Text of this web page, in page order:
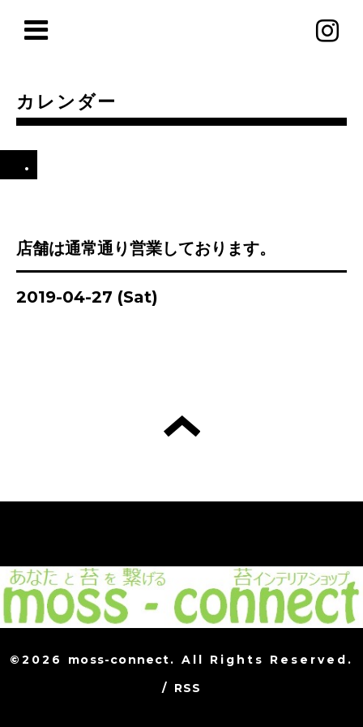
カレンダー
.
店舗は通常通り営業しております。
2019-04-27 (Sat)
©2026 moss-connect. All Rights Reserved.
/ RSS